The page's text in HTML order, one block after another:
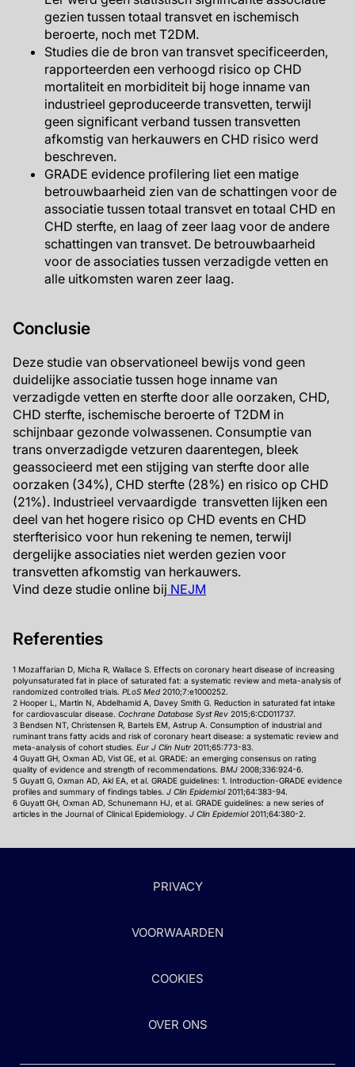
gezien tussen totaal transvet en ischemisch
beroerte, noch met T2DM.
Studies die de bron van transvet specificeerden,
rapporteerden een verhoogd risico op CHD
mortaliteit en morbiditeit bij hoge inname van
industrieel geproduceerde transvetten, terwijl
geen significant verband tussen transvetten
afkomstig van herkauwers en CHD risico werd
beschreven.
GRADE evidence profilering liet een matige
betrouwbaarheid zien van de schattingen voor de
associatie tussen totaal transvet en totaal CHD en
CHD sterfte, en laag of zeer laag voor de andere
schattingen van transvet. De betrouwbaarheid
voor de associaties tussen verzadigde vetten en
alle uitkomsten waren zeer laag.
Conclusie
Deze studie van observationeel bewijs vond geen
duidelijke associatie tussen hoge inname van
verzadigde vetten en sterfte door alle oorzaken, CHD,
CHD sterfte, ischemische beroerte of T2DM in
schijnbaar gezonde volwassenen. Consumptie van
trans onverzadigde vetzuren daarentegen, bleek
geassocieerd met een stijging van sterfte door alle
oorzaken (34%), CHD sterfte (28%) en risico op CHD
(21%). Industrieel vervaardigde transvetten lijken een
deel van het hogere risico op CHD events en CHD
sterfterisico voor hun rekening te nemen, terwijl
dergelijke associaties niet werden gezien voor
transvetten afkomstig van herkauwers.
Vind deze studie online bij NEJM
Referenties
1 Mozaffarian D, Micha R, Wallace S. Effects on coronary heart disease of increasing
polyunsaturated fat in place of saturated fat: a systematic review and meta-analysis of
randomized controlled trials. PLoS Med 2010;7:e1000252.
2 Hooper L, Martin N, Abdelhamid A, Davey Smith G. Reduction in saturated fat intake
for cardiovascular disease. Cochrane Database Syst Rev 2015;6:CD011737.
3 Bendsen NT, Christensen R, Bartels EM, Astrup A. Consumption of industrial and
ruminant trans fatty acids and risk of coronary heart disease: a systematic review and
meta-analysis of cohort studies. Eur J Clin Nutr 2011;65:773-83.
4 Guyatt GH, Oxman AD, Vist GE, et al. GRADE: an emerging consensus on rating
quality of evidence and strength of recommendations. BMJ 2008;336:924-6.
5 Guyatt G, Oxman AD, Akl EA, et al. GRADE guidelines: 1. Introduction-GRADE evidence
profiles and summary of findings tables. J Clin Epidemiol2011;64:383-94.
6 Guyatt GH, Oxman AD, Schunemann HJ, et al. GRADE guidelines: a new series of
articles in the Journal of Clinical Epidemiology. J Clin Epidemiol2011;64:380-2.
PRIVACY
VOORWAARDEN
COOKIES
OVER ONS